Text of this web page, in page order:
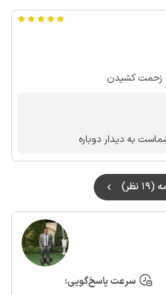
زحمت کشیدن
به دیدار دوباره
نظر)
سرعت پاسخ‌گویی: